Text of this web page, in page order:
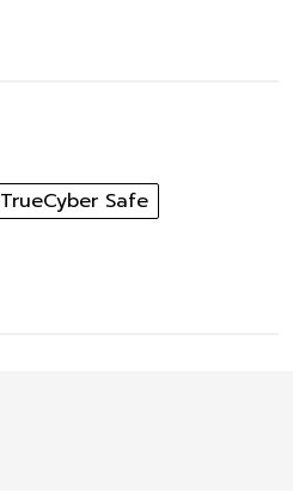
TrueCyber Safe